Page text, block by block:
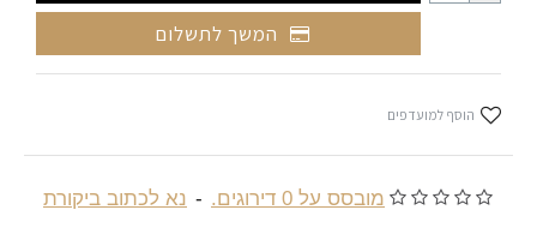
מובסס על 0 דירוגים. - נא לכתוב ביקורת
המשך לתשלום
הוסף למועדפים